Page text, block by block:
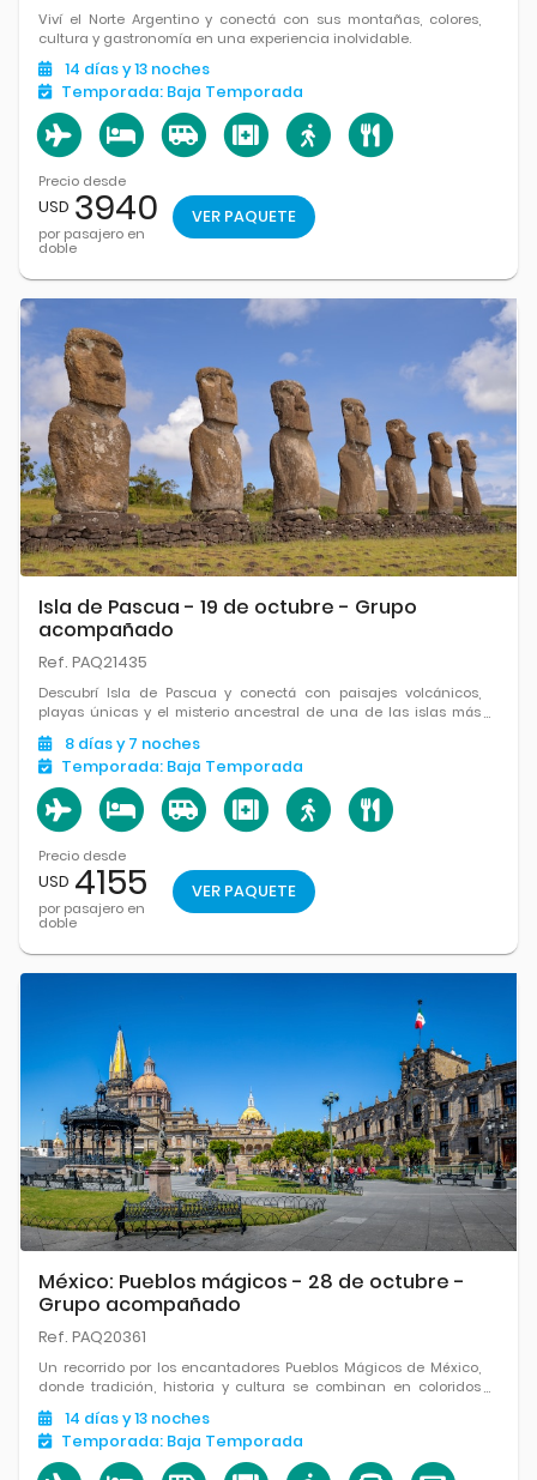
Viví el Norte Argentino y conectá con sus montañas, colores,
cultura y gastronomía en una experiencia inolvidable.
14 díasy 13 noches
Temporada: Baja Temporada
Precio desde
USD 3940
por pasajero en
doble
VER PAQUETE
Isla de Pascua - 19 de octubre - Grupo
acompañado
Ref. PAQ21435
Descubrí Isla de Pascua y conectá con paisajes volcánicos,
playas únicas y el misterio ancestral de una de las islas más
fascinantes del mundo.
8 díasy 7 noches
Temporada: Baja Temporada
Precio desde
USD 4155
por pasajero en
doble
VER PAQUETE
México: Pueblos mágicos - 28 de octubre -
Grupo acompañado
Ref. PAQ20361
Un recorrido por los encantadores Pueblos Mágicos de México,
donde tradición, historia y cultura se combinan en coloridos
destinos llenos de identidad.
14 díasy 13 noches
Temporada: Baja Temporada